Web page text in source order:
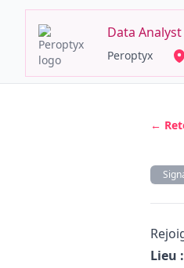
Data
Peroptyx
←
Lieu :